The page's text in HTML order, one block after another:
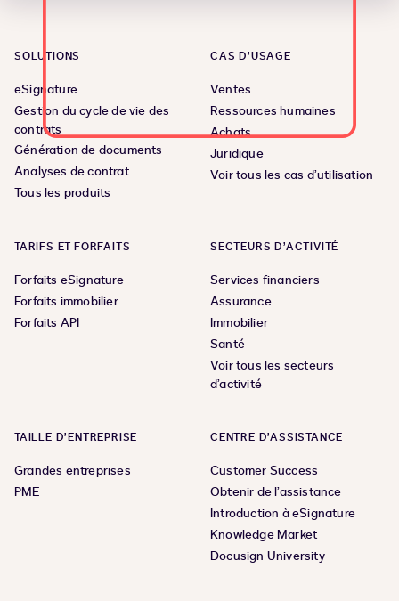
SOLUTIONS
eSignature
Gestion du cycle de vie des
contrats
Génération de documents
Analyses de contrat
Tous les produits
CAS D’USAGE
Ventes
Ressources humaines
Achats
Juridique
Voir tous les cas d’utilisation
TARIFS ET FORFAITS
Forfaits eSignature
Forfaits immobilier
Forfaits API
SECTEURS D’ACTIVITÉ
Services financiers
Assurance
Immobilier
Santé
Voir tous les secteurs
d’activité
TAILLE D’ENTREPRISE
Grandes entreprises
PME
CENTRE D’ASSISTANCE
Customer Success
Obtenir de l’assistance
Introduction à eSignature
Knowledge Market
Docusign University